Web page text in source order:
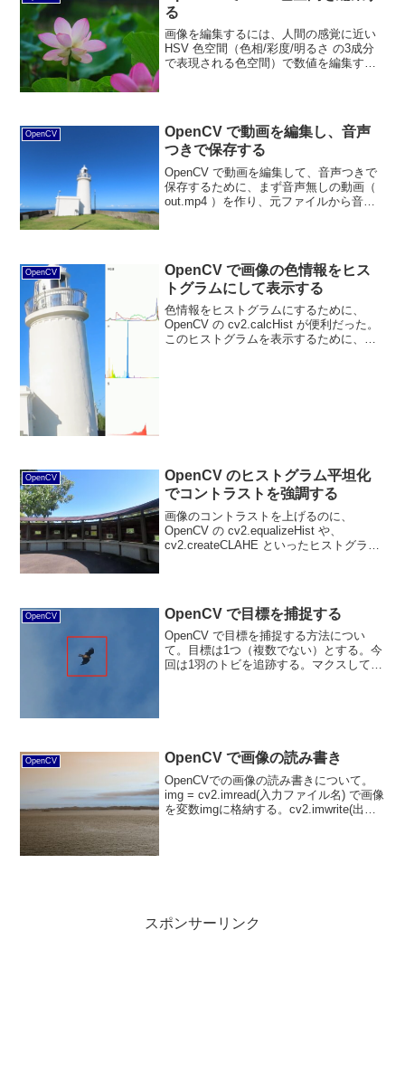
る
画像を編集するには、人間の感覚に近い
HSV 色空間（色相/彩度/明るさ の3成分
で表現される色空間）で数値を編集する
換できる。HSV から元の BGR に戻すに
は、cv2.cvtColor(HSV画
像,cv2.COLOR_HSV2BGR) とすれば良
い。
OpenCV
OpenCV で動画を編集し、音声
つきで保存する
OpenCV で動画を編集して、音声つきで
保存するために、まず音声無しの動画（
out.mp4 ）を作り、元ファイルから音声
OpenCV
OpenCV で画像の色情報をヒス
トグラムにして表示する
色情報をヒストグラムにするために、
OpenCV の cv2.calcHist が便利だった。
このヒストグラムを表示するために、
OpenCV
OpenCV のヒストグラム平坦化
でコントラストを強調する
画像のコントラストを上げるのに、
OpenCV の cv2.equalizeHist や、
cv2.createCLAHE といったヒストグラム
OpenCV OpenCV で目標を捕捉する
OpenCV で目標を捕捉する方法につい
て。目標は1つ（複数でない）とする。今
回は1羽のトビを追跡する。マクスして、
OpenCV OpenCV で画像の読み書き
OpenCVでの画像の読み書きについて。
img = cv2.imread(入力ファイル名) で画像
を変数imgに格納する。cv2.imwrite(出力
スポンサーリンク